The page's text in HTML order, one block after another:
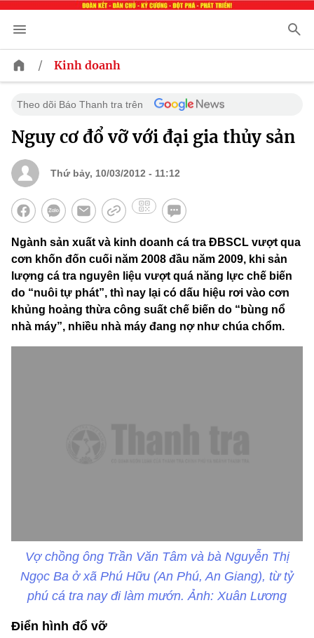
/ Kinh doanh
Theo dõi Báo Thanh tra trên
Nguy cơ đổ vỡ với đại gia thủy sản
Thứ bảy, 10/03/2012 - 11:12
Ngành sản xuất và kinh doanh cá tra ĐBSCL vượt qua
cơn khốn đốn cuối năm 2008 đầu năm 2009, khi sản
lượng cá tra nguyên liệu vượt quá năng lực chế biến
do “nuôi tự phát”, thì nay lại có dấu hiệu rơi vào cơn
khủng hoảng thừa công suất chế biến do “bùng nổ
nhà máy”, nhiều nhà máy đang nợ như chúa chổm.
Vợ chồng ông Trần Văn Tâm và bà Nguyễn Thị
Ngọc Ba ở xã Phú Hữu (An Phú, An Giang), từ tỷ
phú cá tra nay đi làm mướn. Ảnh: Xuân Lương
Điển hình đổ vỡ